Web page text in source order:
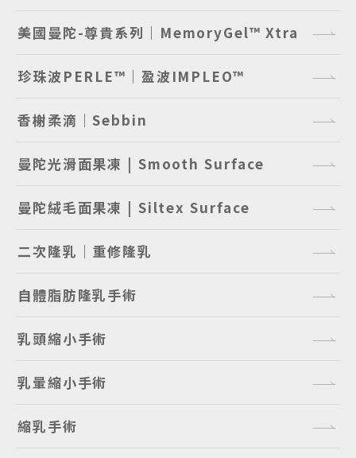
美國曼陀-尊貴系列｜MemoryGel™ Xtra
珍珠波PERLE™｜盈波IMPLEO™
香榭柔滴｜Sebbin
曼陀光滑面果凍 | Smooth Surface
曼陀絨毛面果凍 | Siltex Surface
二次隆乳｜重修隆乳
自體脂肪隆乳手術
乳頭縮小手術
乳暈縮小手術
縮乳手術